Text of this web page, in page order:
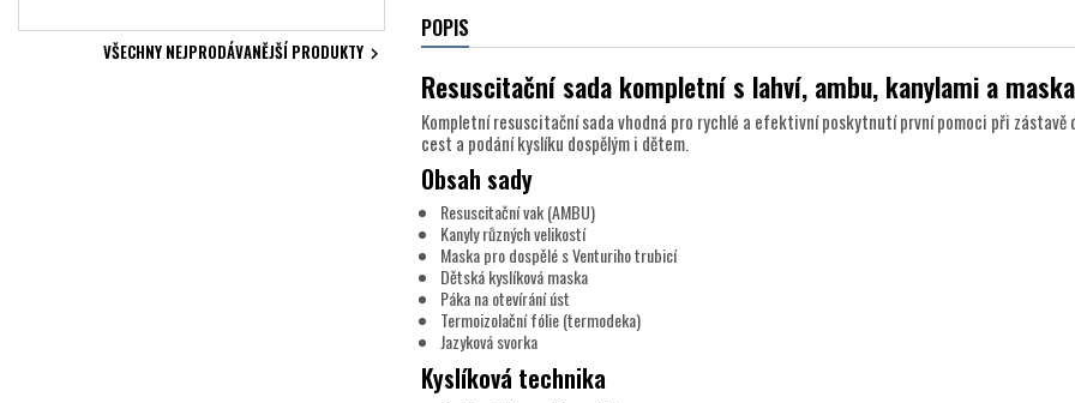
VŠECHNY NEJPRODÁVANĚJŠÍ PRODUKTY 
POPIS
Resuscitační sada kompletní s lahví, ambu, kanylami a
Kompletní resuscitační sada vhodná pro rychlé a efektivní poskytnutí první pomoci při zástavě
cest a podání kyslíku dospělým i dětem.
Obsah sady
Resuscitační vak (AMBU)
Kanyly různých velikostí
Maska pro dospělé s Venturiho trubicí
Dětská kyslíková maska
Páka na otevírání úst
Termoizolační fólie (termodeka)
Jazyková svorka
Kyslíková technika